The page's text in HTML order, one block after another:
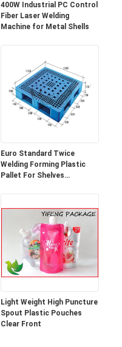
400W Industrial PC Control
Fiber Laser Welding
Machine for Metal Shells
Euro Standard Twice
Welding Forming Plastic
Pallet For Shelves
Light Weight High Puncture
Spout Plastic Pouches
Clear Front